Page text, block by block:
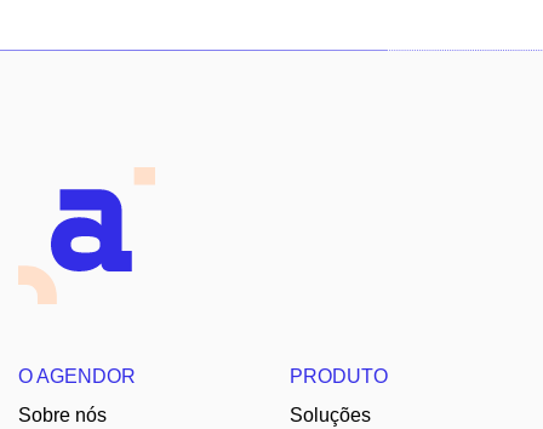
O AGENDOR
Sobre nós
PRODUTO
Soluções